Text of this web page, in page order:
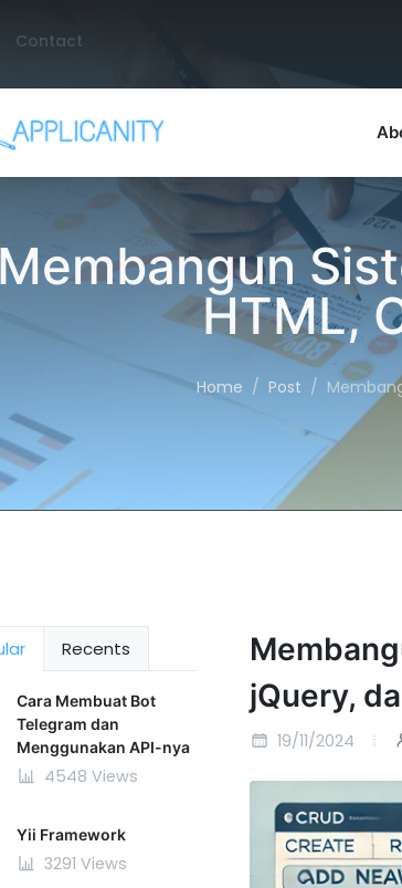
Contact
Membangun
HTML,
Home Post
jQuery,
19/11/2024
Recents
Cara Membuat Bot
Telegram dan
Menggunakan API-nya
4548 Views
Yii Framework
3291 Views